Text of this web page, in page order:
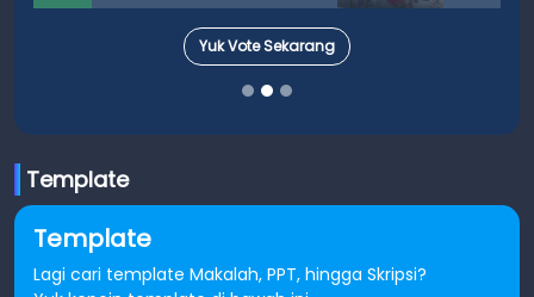
Yuk Vote Sekarang
Template
Template
Lagi cari template Makalah, PPT, hingga Skripsi?